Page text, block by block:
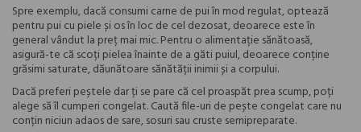
Spre exemplu, dacă consumi carne de pui în mod regulat, optează
pentru pui cu piele și os în loc de cel dezosat, deoarece este în
general vândut la preț mai mic. Pentru o alimentație sănătoasă,
asigură-te că scoți pielea înainte de a găti puiul, deoarece conține
grăsimi saturate, dăunătoare sănătății inimii și a corpului.
Dacă preferi peștele dar ți se pare că cel proaspăt prea scump, poți
alege să îl cumperi congelat. Caută file-uri de pește congelat care nu
conțin niciun adaos de sare, sosuri sau cruste semipreparate.